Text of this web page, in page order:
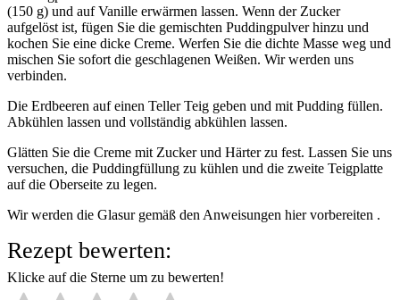
(150 g) und auf Vanille erwärmen lassen. Wenn der Zucker
aufgelöst ist, fügen Sie die gemischten Puddingpulver hinzu und
kochen Sie eine dicke Creme. Werfen Sie die dichte Masse weg und
mischen Sie sofort die geschlagenen Weißen. Wir werden uns
verbinden.
Die Erdbeeren auf einen Teller Teig geben und mit Pudding füllen.
Abkühlen lassen und vollständig abkühlen lassen.
Glätten Sie die Creme mit Zucker und Härter zu fest. Lassen Sie uns
versuchen, die Puddingfüllung zu kühlen und die zweite Teigplatte
auf die Oberseite zu legen.
Wir werden die Glasur gemäß den Anweisungen hier vorbereiten .
Rezept bewerten:
Klicke auf die Sterne um zu bewerten!